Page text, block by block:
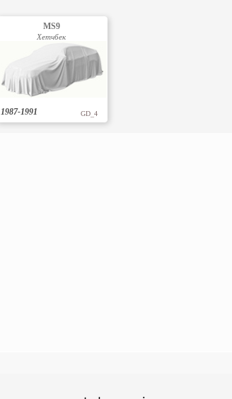
MS9
Хетчбек
1987-1991 GD_4